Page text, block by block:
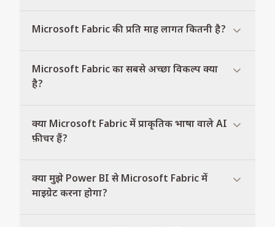
Microsoft Fabric की प्रति माह लागत कितनी है?
Microsoft Fabric का सबसे अच्छा विकल्प क्या
है?
क्या Microsoft Fabric में प्राकृतिक भाषा वाले AI
फ़ीचर हैं?
क्या मुझे Power BI से Microsoft Fabric में
माइग्रेट करना होगा?